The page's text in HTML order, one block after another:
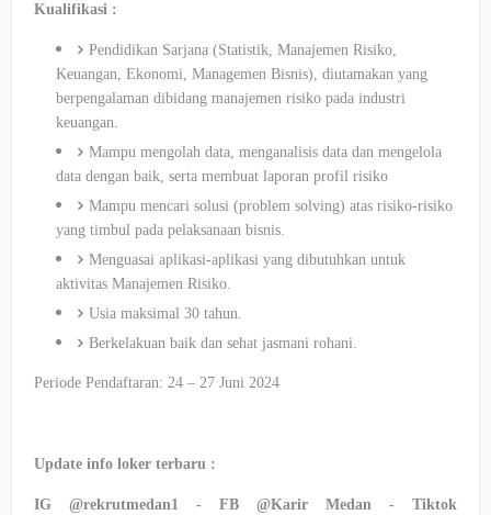
Kualifikasi :
Pendidikan Sarjana (Statistik, Manajemen Risiko,
Keuangan, Ekonomi, Managemen Bisnis), diutamakan yang
berpengalaman dibidang manajemen risiko pada industri
keuangan.
Mampu mengolah data, menganalisis data dan mengelola
data dengan baik, serta membuat laporan profil risiko
Mampu mencari solusi (problem solving) atas risiko-risiko
yang timbul pada pelaksanaan bisnis.
Menguasai aplikasi-aplikasi yang dibutuhkan untuk
aktivitas Manajemen Risiko.
Usia maksimal 30 tahun.
Berkelakuan baik dan sehat jasmani rohani.
Periode Pendaftaran: 24 – 27 Juni 2024
Update info loker terbaru :
IG @rekrutmedan1 - FB @Karir Medan - Tiktok